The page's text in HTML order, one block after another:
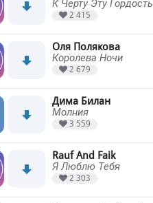
К Черту Эту Гордость
2 415
Оля Полякова
Королева Ночи
2 679
Дима Билан
Молния
3 559
Rauf And Faik
Я Люблю Тебя
2 303